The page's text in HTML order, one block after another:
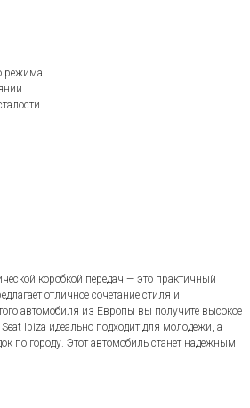
режима
коробкой передач — это практичный
отличное сочетание стиля и
автомобиля из Европы вы получите высокое
Ibiza идеально подходит для молодежи, а
по городу. Этот автомобиль станет надежным